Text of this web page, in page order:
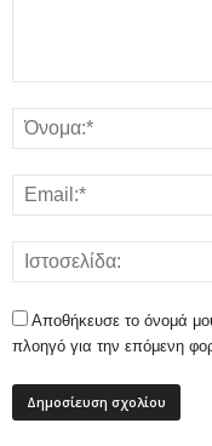
Αποθήκευσε το όνομά
πλοηγό για την επόμενη